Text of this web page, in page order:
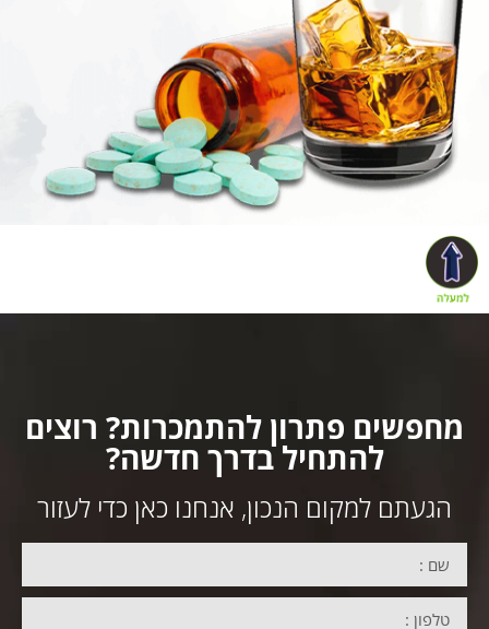
מחפשים פתרון להתמכרות? רוצים
להתחיל בדרך חדשה?
הגעתם למקום הנכון, אנחנו כאן כדי לעזור